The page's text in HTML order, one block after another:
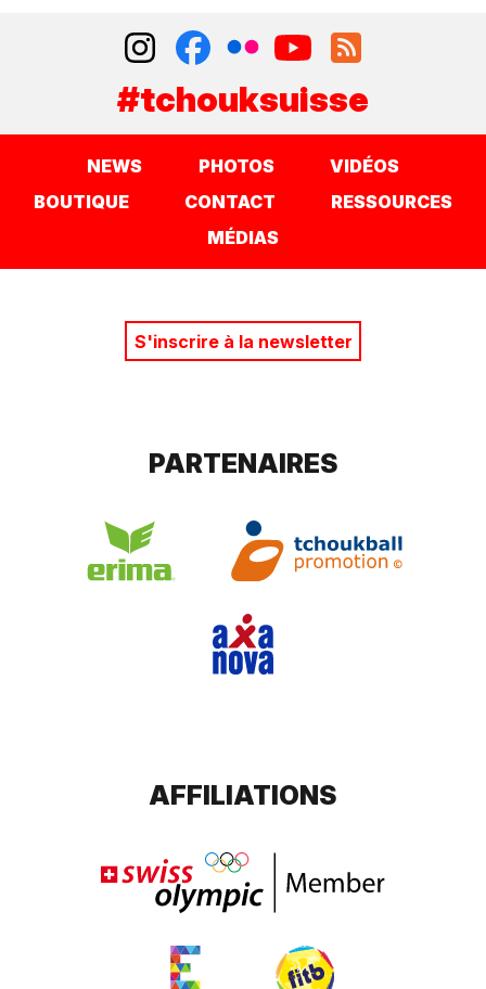
#tchouksuisse
NEWS PHOTOS
VIDÉOS
BOUTIQUE
CONTACT
RESSOURCES
MÉDIAS
S'inscrire à la newsletter
PARTENAIRES
AFFILIATIONS